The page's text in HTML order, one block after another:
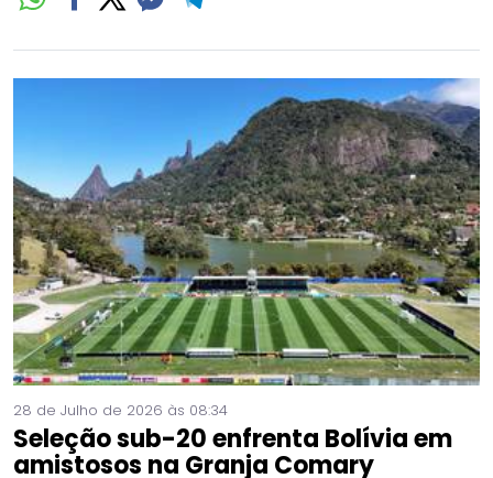
28 de Julho de 2026 às 08:34
Seleção sub-20 enfrenta Bolívia em
amistosos na Granja Comary